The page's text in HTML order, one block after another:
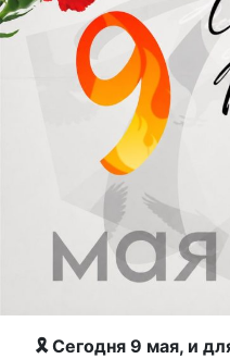
🎗 Сегодня 9 мая, и